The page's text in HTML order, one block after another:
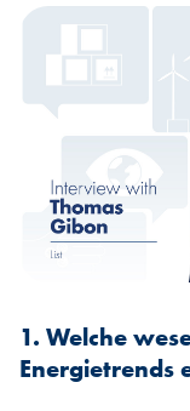
1. Welche
Energietrends